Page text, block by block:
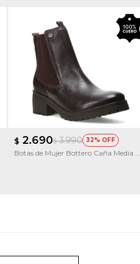
$ 2.690$ 3.990 32
Botas de Mujer Bottero Caña Media de